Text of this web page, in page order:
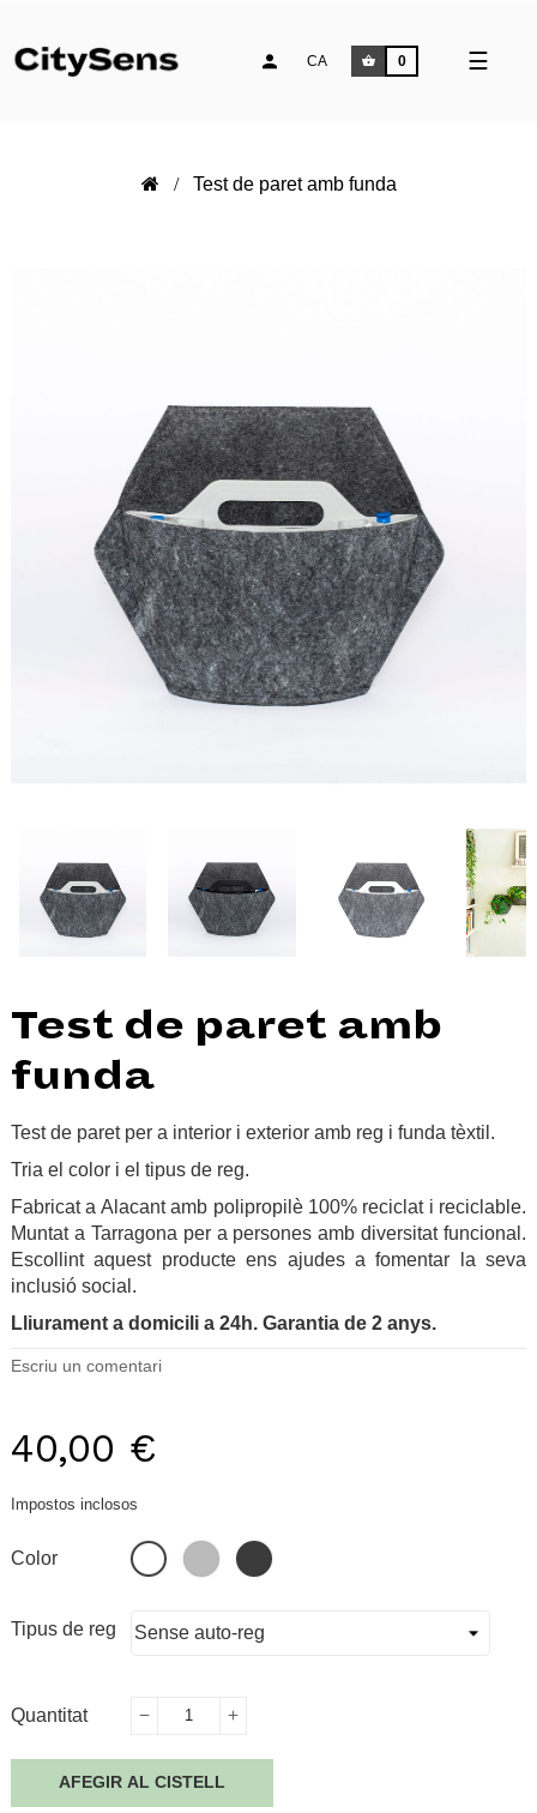
☰
CA 0
Test de paret amb funda
Test de paret amb
funda
Test de paret per a interior i exterior amb reg i funda tèxtil.
Tria el color i el tipus de reg.
Fabricat a Alacant amb polipropilè 100% reciclat i reciclable.
Muntat a Tarragona per a persones amb diversitat funcional.
Escollint aquest producte ens ajudes a fomentar la seva
inclusió social.
Lliurament a domicili a 24h. Garantia de 2 anys.
Escriu un comentari
40,00 €
Impostos inclosos
Color Blanc Gris Negre
Tipus de reg
Quantitat
AFEGIR AL CISTELL